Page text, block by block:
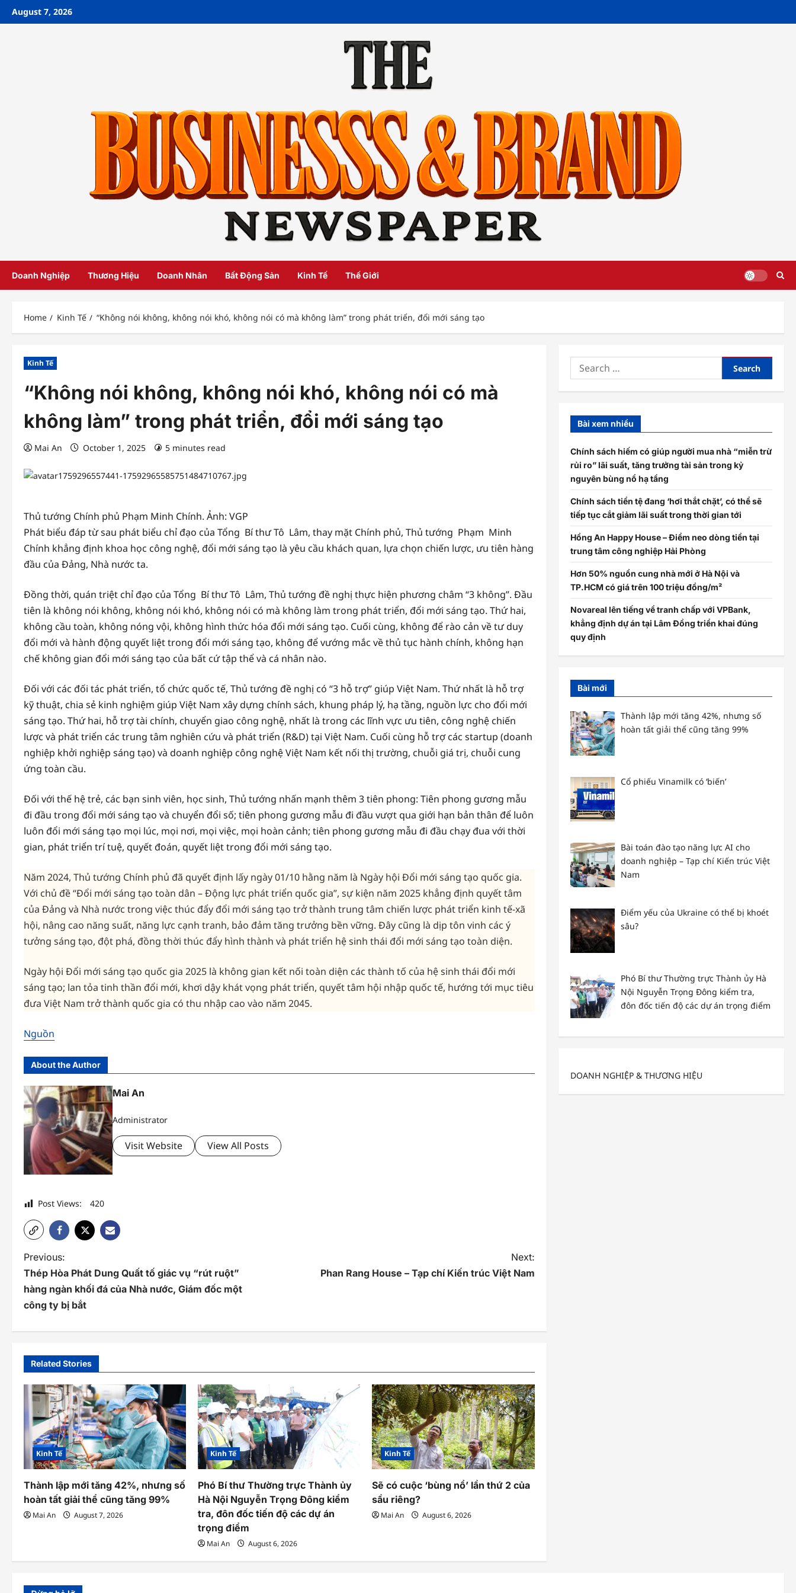
SkipAugust 7, 2026
Doanh Nghiệp Thương Hiệu Doanh Nhân Bất Động Sản Kinh Tế Thế Giới
Home Kinh Tế “Không nói không, không nói khó, không nói có mà không làm” trong phát triển, đổi mới sáng tạo
Kinh Tế
“Không nói không, không nói khó, không nói có mà
không làm” trong phát triển, đổi mới sáng tạo
Mai An October 1, 2025 5 minutes read
Thủ tướng Chính phủ Phạm Minh Chính. Ảnh: VGP
Phát biểu đáp từ sau phát biểu chỉ đạo của Tổng Bí thư Tô Lâm, thay mặt Chính phủ, Thủ tướng Phạm Minh
Chính khẳng định khoa học công nghệ, đổi mới sáng tạo là yêu cầu khách quan, lựa chọn chiến lược, ưu tiên hàng
đầu của Đảng, Nhà nước ta.
Đồng thời, quán triệt chỉ đạo của Tổng Bí thư Tô Lâm, Thủ tướng đề nghị thực hiện phương châm “3 không”. Đầu
tiên là không nói không, không nói khó, không nói có mà không làm trong phát triển, đổi mới sáng tạo. Thứ hai,
không cầu toàn, không nóng vội, không hình thức hóa đổi mới sáng tạo. Cuối cùng, không để rào cản về tư duy
đổi mới và hành động quyết liệt trong đổi mới sáng tạo, không để vướng mắc về thủ tục hành chính, không hạn
chế không gian đổi mới sáng tạo của bất cứ tập thể và cá nhân nào.
Đối với các đối tác phát triển, tổ chức quốc tế, Thủ tướng đề nghị có “3 hỗ trợ” giúp Việt Nam. Thứ nhất là hỗ trợ
kỹ thuật, chia sẻ kinh nghiệm giúp Việt Nam xây dựng chính sách, khung pháp lý, hạ tầng, nguồn lực cho đổi mới
sáng tạo. Thứ hai, hỗ trợ tài chính, chuyển giao công nghệ, nhất là trong các lĩnh vực ưu tiên, công nghệ chiến
lược và phát triển các trung tâm nghiên cứu và phát triển (R&D) tại Việt Nam. Cuối cùng hỗ trợ các startup (doanh
nghiệp khởi nghiệp sáng tạo) và doanh nghiệp công nghệ Việt Nam kết nối thị trường, chuỗi giá trị, chuỗi cung
ứng toàn cầu.
Đối với thế hệ trẻ, các bạn sinh viên, học sinh, Thủ tướng nhấn mạnh thêm 3 tiên phong: Tiên phong gương mẫu
đi đầu trong đổi mới sáng tạo và chuyển đổi số; tiên phong gương mẫu đi đầu vượt qua giới hạn bản thân để luôn
luôn đổi mới sáng tạo mọi lúc, mọi nơi, mọi việc, mọi hoàn cảnh; tiên phong gương mẫu đi đầu chạy đua với thời
gian, phát triển trí tuệ, quyết đoán, quyết liệt trong đổi mới sáng tạo.
Năm 2024, Thủ tướng Chính phủ đã quyết định lấy ngày 01/10 hằng năm là Ngày hội Đổi mới sáng tạo quốc gia.
Với chủ đề “Đổi mới sáng tạo toàn dân – Động lực phát triển quốc gia”, sự kiện năm 2025 khẳng định quyết tâm
của Đảng và Nhà nước trong việc thúc đẩy đổi mới sáng tạo trở thành trung tâm chiến lược phát triển kinh tế-xã
hội, nâng cao năng suất, năng lực cạnh tranh, bảo đảm tăng trưởng bền vững. Đây cũng là dịp tôn vinh các ý
tưởng sáng tạo, đột phá, đồng thời thúc đẩy hình thành và phát triển hệ sinh thái đổi mới sáng tạo toàn diện.
Ngày hội Đổi mới sáng tạo quốc gia 2025 là không gian kết nối toàn diện các thành tố của hệ sinh thái đổi mới
sáng tạo; lan tỏa tinh thần đổi mới, khơi dậy khát vọng phát triển, quyết tâm hội nhập quốc tế, hướng tới mục tiêu
đưa Việt Nam trở thành quốc gia có thu nhập cao vào năm 2045.
Nguồn
About the Author
Mai An
Administrator
Visit Website View All Posts
Post Views: 420
P
o
s
v
i
g
a
t
i
o
Previous:
Thép Hòa Phát Dung Quất tố giác vụ “rút ruột”
hàng ngàn khối đá của Nhà nước, Giám đốc một
công ty bị bắt
Next:
Phan Rang House – Tạp chí Kiến trúc Việt Nam
Related Stories
Kinh Tế
Thành lập mới tăng 42%, nhưng số
hoàn tất giải thể cũng tăng 99%
Mai An August 7, 2026
Kinh Tế
Phó Bí thư Thường trực Thành ủy
Hà Nội Nguyễn Trọng Đông kiểm
tra, đôn đốc tiến độ các dự án
trọng điểm
Mai An August 6, 2026
Kinh Tế
Sẽ có cuộc ‘bùng nổ’ lần thứ 2 của
sầu riêng?
Mai An August 6, 2026
Search
for:
Bài xem nhiều
Chính sách hiếm có giúp người mua nhà “miễn trừ
rủi ro” lãi suất, tăng trưởng tài sản trong kỷ
nguyên bùng nổ hạ tầng
Chính sách tiền tệ đang ‘hơi thắt chặt’, có thể sẽ
tiếp tục cắt giảm lãi suất trong thời gian tới
Hồng An Happy House – Điểm neo dòng tiền tại
trung tâm công nghiệp Hải Phòng
Hơn 50% nguồn cung nhà mới ở Hà Nội và
TP.HCM có giá trên 100 triệu đồng/m²
Novareal lên tiếng về tranh chấp với VPBank,
khẳng định dự án tại Lâm Đồng triển khai đúng
quy định
Bài mới
Thành lập mới tăng 42%, nhưng số
hoàn tất giải thể cũng tăng 99%
Cổ phiếu Vinamilk có ‘biến’
Bài toán đào tạo năng lực AI cho
doanh nghiệp – Tạp chí Kiến trúc Việt
Nam
Điểm yếu của Ukraine có thể bị khoét
sâu?
Phó Bí thư Thường trực Thành ủy Hà
Nội Nguyễn Trọng Đông kiểm tra,
đôn đốc tiến độ các dự án trọng điểm
DOANH NGHIỆP & THƯƠNG HIỆU